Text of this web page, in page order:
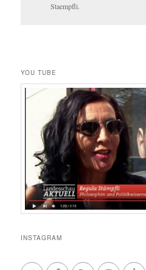
Staempfli.
YOU TUBE
INSTAGRAM